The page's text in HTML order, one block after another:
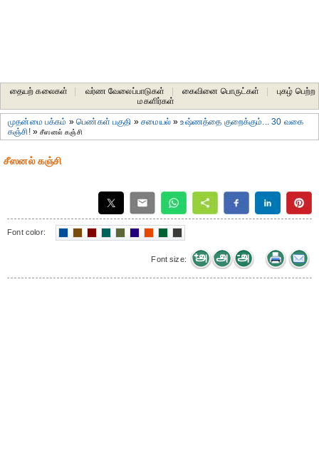
தையற் கலைகள் வர்ண வேலைப்பாடுகள் கைவினை பொருட்கள்
புகழ் பெற்ற
மகளிர்கள்
முதன்மை பக்கம் »பெண்கள் பகுதி »சமையல்»உஷ்ணத்தை குறைக்கும்... 30 வகை
கஞ்சி!»சீஸனல் கஞ்சி
சீஸனல் கஞ்சி
Font color:
Font size: